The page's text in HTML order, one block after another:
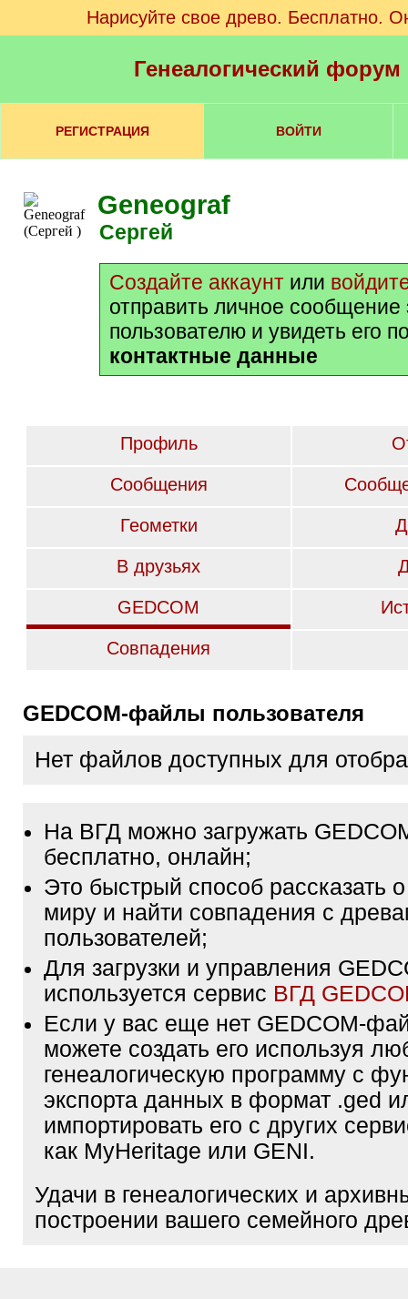
Нарисуйте свое древо. Бесплатно.
Генеалогический
РЕГИСТРАЦИЯ ВОЙТИ
Geneograf
Сергей
Создайте аккаунт или
отправить личное сообщение
пользователю и увидеть его
контактные данные
Профиль
Сообщения
Геометки
В друзьях
GEDCOM
Совпадения
GEDCOM-файлы пользователя
Нет файлов доступных для
На ВГД можно загружать
бесплатно, онлайн;
Это быстрый способ рассказать
миру и найти совпадения с
пользователей;
Для загрузки и управления
используется сервис ВГД
Если у вас еще нет GEDCOM-
можете создать его используя
генеалогическую программу с
экспорта данных в формат .ged
импортировать его с других
как MyHeritage или GENI.
Удачи в генеалогических и
построении вашего семейного